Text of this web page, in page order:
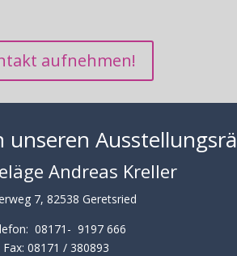
aufnehmen!
unseren
Andreas Kreller
7, 82538 Geretsried
08171- 9197 666
Fax: 08171 / 380893